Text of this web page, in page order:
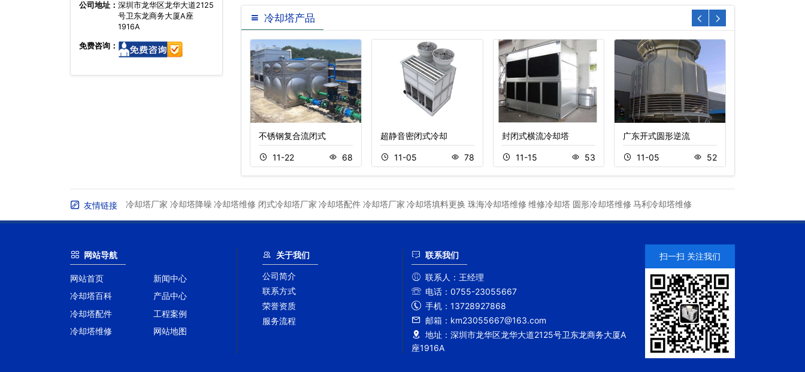
公司地址： 深圳市龙华区龙华大道2125
号卫东龙商务大厦A座
1916A
免费咨询：
冷却塔产品
不锈钢复合流闭式
11-22 68
超静音密闭式冷却
11-05 78
封闭式横流冷却塔
11-15 53
广东开式圆形逆流
11-05 52
友情链接 冷却塔厂家 冷却塔降噪 冷却塔维修 闭式冷却塔厂家 冷却塔配件 冷却塔厂家 冷却塔填料更换 珠海冷却塔维修 维修冷却塔 圆形冷却塔维修 马利冷却塔维修
网站导航
网站首页
新闻中心
冷却塔百科
产品中心
冷却塔配件
工程案例
冷却塔维修
网站地图
关于我们
公司简介
联系方式
荣誉资质
服务流程
联系我们
联系人： 王经理
电话： 0755-23055667
手机： 13728927868
邮箱： km23055667@163.com
地址： 深圳市龙华区龙华大道2125号卫东龙商务大厦A
座1916A
扫一扫 关注我们